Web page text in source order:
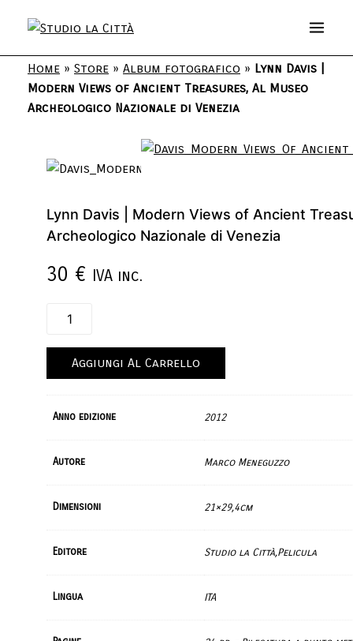
Home » Store » Album fotografico » Lynn Davis |
Modern Views of Ancient Treasures, Al Museo
Archeologico Nazionale di Venezia
Lynn Davis | Modern Views of Ancient
Archeologico Nazionale di Venezia
30 € IVA inc.
Aggiungi Al Carrello
Anno edizione 2012
Autore Marco Meneguzzo
Dimensioni 21×29,4cm
Editore Studio la Città,Pelicula
Lingua ITA